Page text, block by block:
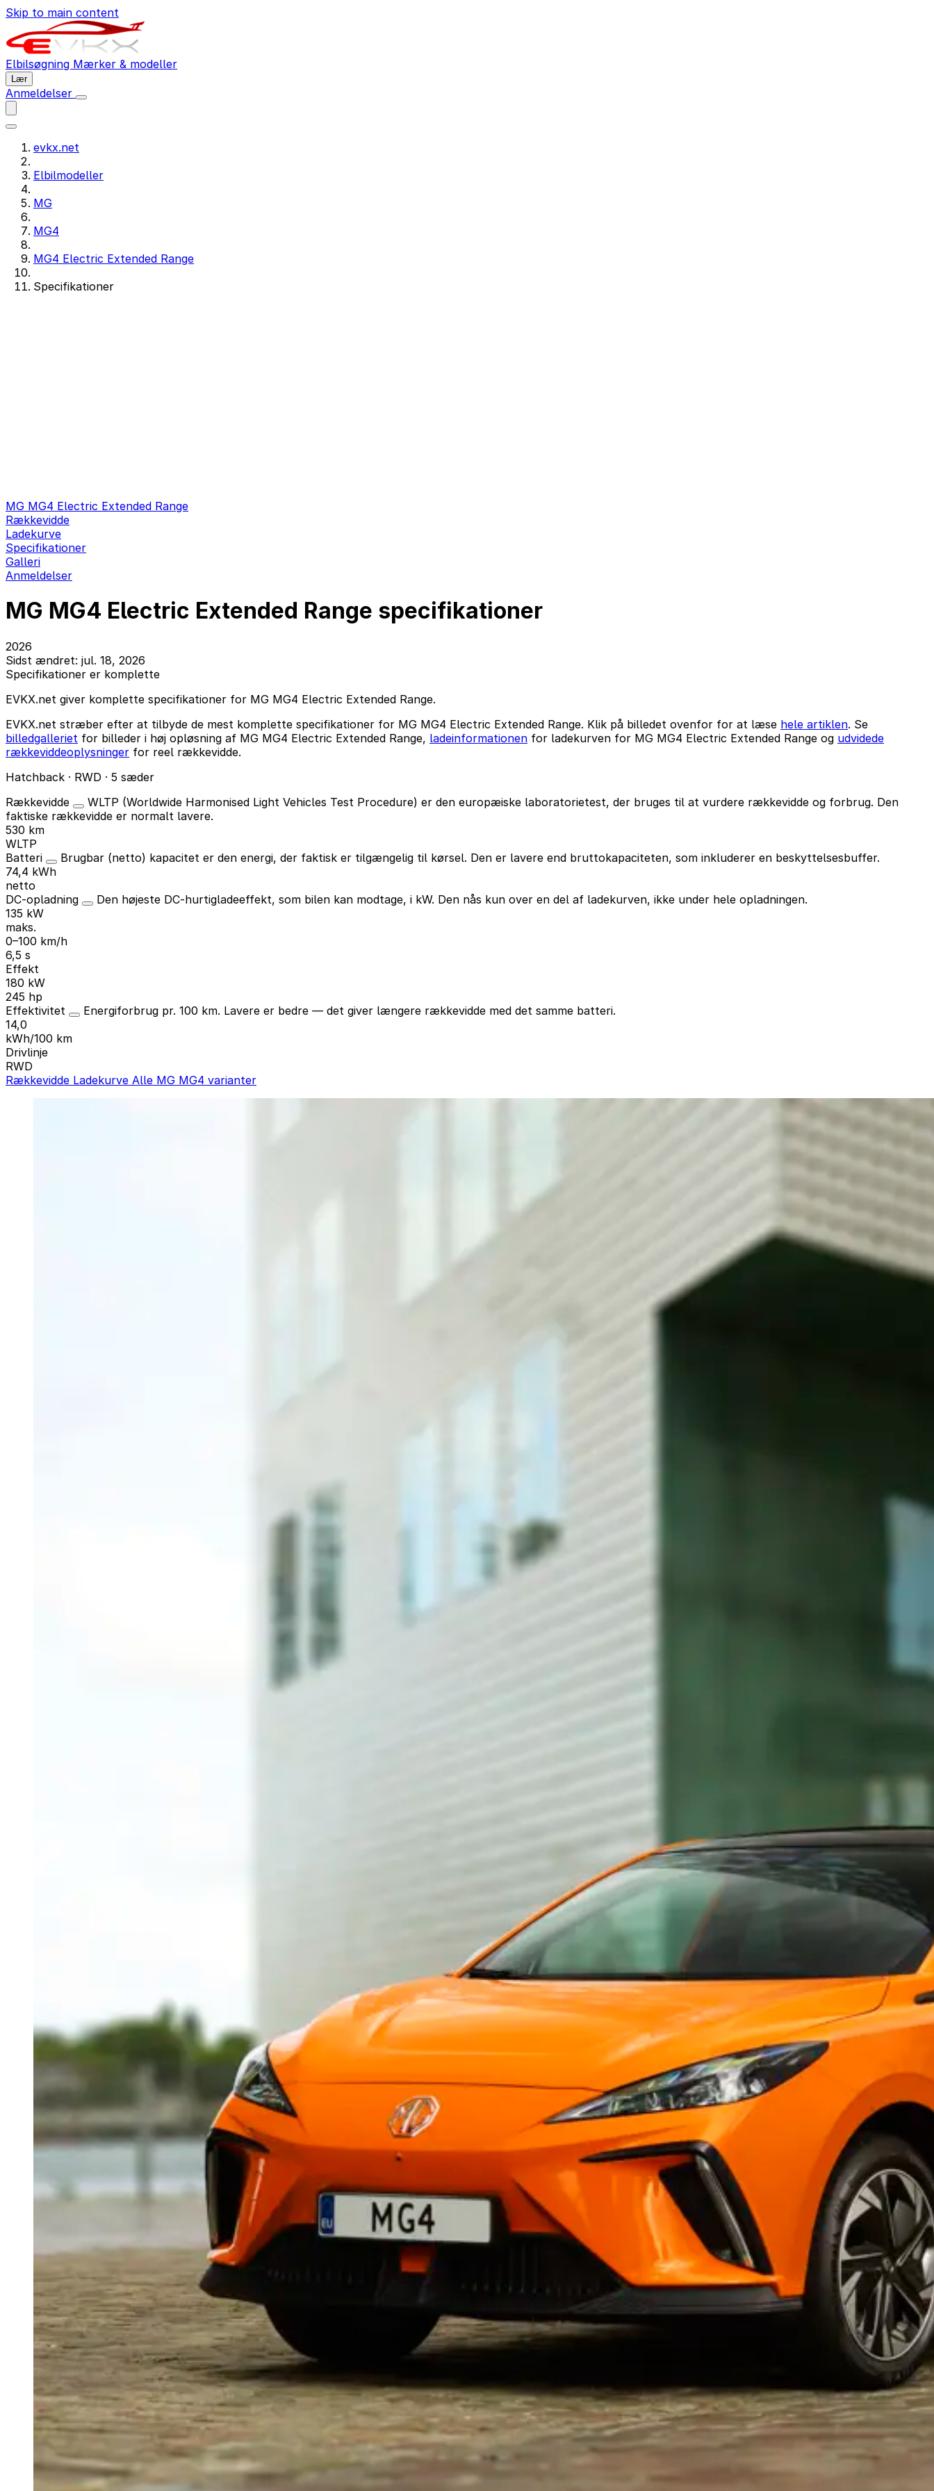
Skip to main content
Elbilsøgning Mærker & modeller
Lær
Anmeldelser
evkx.net
Elbilmodeller
MG
MG4
MG4 Electric Extended Range
Specifikationer
MG MG4 Electric Extended Range
Rækkevidde
Ladekurve
Specifikationer
Galleri
Anmeldelser
MG MG4 Electric Extended Range specifikationer
2026
Sidst ændret: jul. 18, 2026
Specifikationer er komplette
EVKX.net giver komplette specifikationer for MG MG4 Electric Extended Range.
EVKX.net stræber efter at tilbyde de mest komplette specifikationer for MG MG4 Electric Extended Range. Klik på billedet ovenfor for at læse hele artiklen. Se
billedgalleriet for billeder i høj opløsning af MG MG4 Electric Extended Range, ladeinformationen for ladekurven for MG MG4 Electric Extended Range og udvidede
rækkeviddeoplysninger for reel rækkevidde.
Hatchback · RWD · 5 sæder
Rækkevidde
WLTP (Worldwide Harmonised Light Vehicles Test Procedure) er den europæiske laboratorietest, der bruges til at vurdere rækkevidde og forbrug. Den
faktiske rækkevidde er normalt lavere.
530 km
WLTP
Batteri
Brugbar (netto) kapacitet er den energi, der faktisk er tilgængelig til kørsel. Den er lavere end bruttokapaciteten, som inkluderer en beskyttelsesbuffer.
74,4 kWh
netto
DC-opladning
Den højeste DC-hurtigladeeffekt, som bilen kan modtage, i kW. Den nås kun over en del af ladekurven, ikke under hele opladningen.
135 kW
maks.
0–100 km/h
6,5 s
Effekt
180 kW
245 hp
Effektivitet
Energiforbrug pr. 100 km. Lavere er bedre — det giver længere rækkevidde med det samme batteri.
14,0
kWh/100 km
Drivlinje
RWD
Rækkevidde Ladekurve Alle MG MG4 varianter